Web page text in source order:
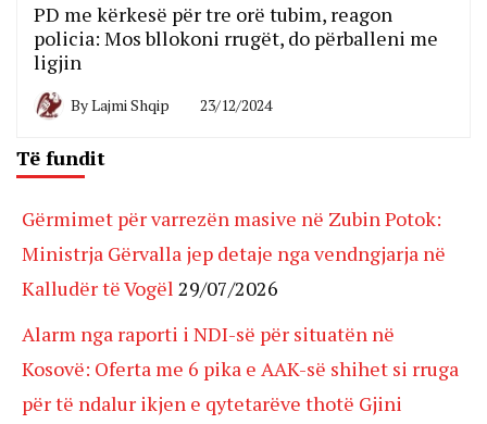
PD me kërkesë për tre orë tubim, reagon
policia: Mos bllokoni rrugët, do përballeni me
ligjin
ByLajmi Shqip 23/12/2024
Të fundit
Gërmimet për varrezën masive në Zubin Potok:
Ministrja Gërvalla jep detaje nga vendngjarja në
Kalludër të Vogël 29/07/2026
Alarm nga raporti i NDI-së për situatën në
Kosovë: Oferta me 6 pika e AAK-së shihet si rruga
për të ndalur ikjen e qytetarëve thotë Gjini